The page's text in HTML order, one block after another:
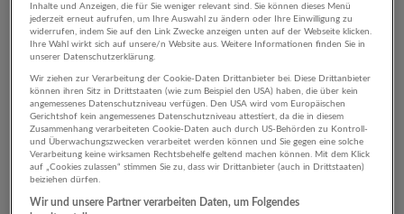
4 Sozialwesen Psychologie /
Philosophie Unternehmen
Inhalte und Anzeigen, die für Sie weniger relevant sind. Sie können dieses Menü
jederzeit erneut aufrufen, um Ihre Auswahl zu ändern oder Ihre Einwilligung zu
widerrufen, indem Sie auf den Link Zwecke anzeigen unten auf der Webseite klicken.
Ihre Wahl wirkt sich auf unsere/n Website aus. Weitere Informationen finden Sie in
unserer Datenschutzerklärung.
Wir ziehen zur Verarbeitung der Cookie-Daten Drittanbieter bei. Diese Drittanbieter
können ihren Sitz in Drittstaaten (wie zum Beispiel den USA) haben, die über kein
angemessenes Datenschutzniveau verfügen. Den USA wird vom Europäischen
Gerichtshof kein angemessenes Datenschutzniveau attestiert, da die in diesem
Zusammenhang verarbeiteten Cookie-Daten auch durch US-Behörden zu Kontroll-
und Überwachungszwecken verarbeitet werden können und Sie gegen eine solche
Verarbeitung keine wirksamen Rechtsbehelfe geltend machen können. Mit dem Klick
auf „Cookies zulassen“ stimmen Sie zu, dass wir Drittanbieter (auch in Drittstaaten)
beiziehen dürfen.
Wir und unsere Partner verarbeiten Daten, um Folgendes